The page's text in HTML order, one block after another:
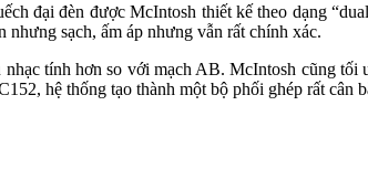
đại đèn được McIntosh thiết kế theo dạng
nhưng sạch, ấm áp nhưng vẫn rất chính xác.
tính hơn so với mạch AB. McIntosh cũng
hệ thống tạo thành một bộ phối ghép rất cân